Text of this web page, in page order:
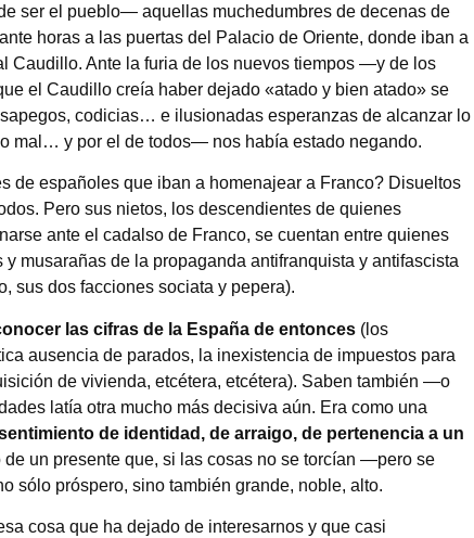
ser el pueblo— aquellas muchedumbres de decenas de
horas a las puertas del Palacio de Oriente, donde iban a
Caudillo. Ante la furia de los nuevos tiempos —y de los
el Caudillo creía haber dejado «atado y bien atado» se
codicias… e ilusionadas esperanzas de alcanzar lo
mal… y por el de todos— nos había estado negando.
de españoles que iban a homenajear a Franco? Disueltos
Pero sus nietos, los descendientes de quienes
ante el cadalso de Franco, se cuentan entre quienes
musarañas de la propaganda antifranquista y antifascista
sus dos facciones sociata y pepera).
las cifras de la España de entonces (los
ausencia de parados, la inexistencia de impuestos para
de vivienda, etcétera, etcétera). Saben también —o
latía otra mucho más decisiva aún. Era como una
de identidad, de arraigo, de pertenencia a un
un presente que, si las cosas no se torcían —pero se
sólo próspero, sino también grande, noble, alto.
cosa que ha dejado de interesarnos y que casi